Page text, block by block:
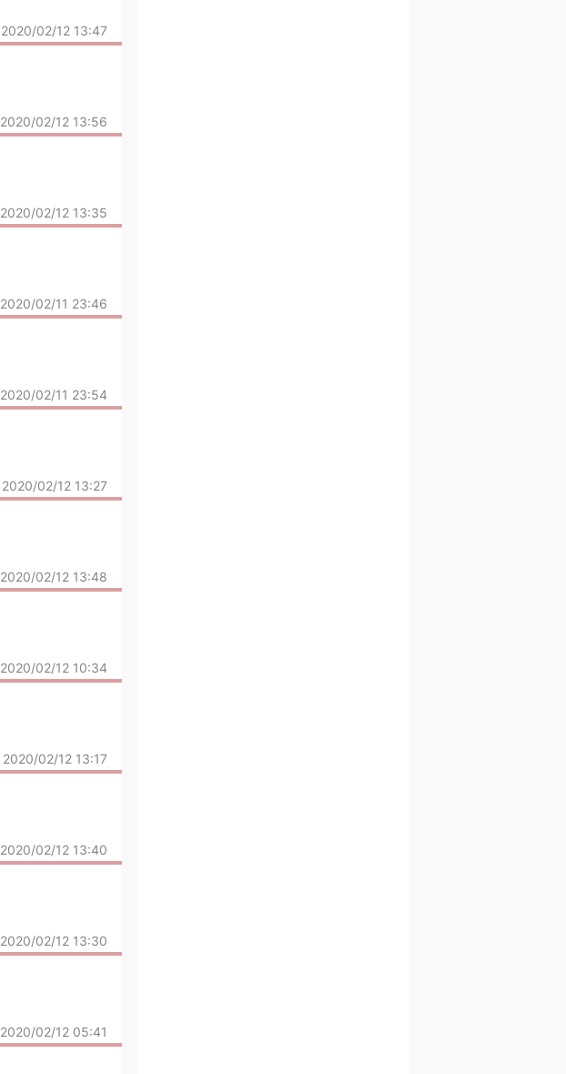
2020/02/12 13:47
2020/02/12 13:56
2020/02/12 13:35
2020/02/11 23:46
2020/02/11 23:54
2020/02/12 13:27
2020/02/12 13:48
2020/02/12 10:34
2020/02/12 13:17
2020/02/12 13:40
2020/02/12 13:30
2020/02/12 05:41